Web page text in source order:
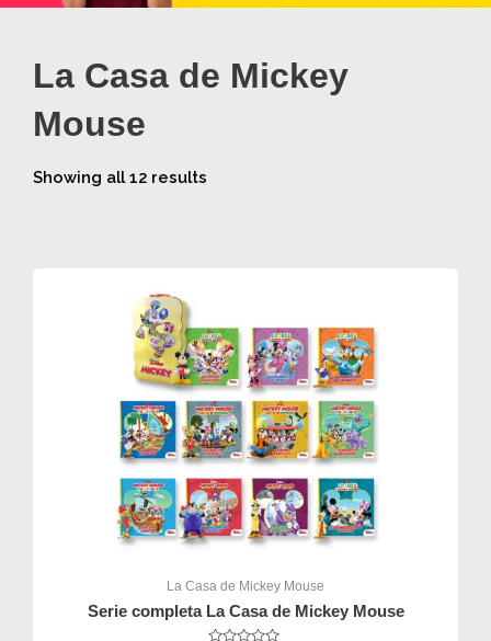
La Casa de Mickey
Mouse
Showing all 12 results
La Casa de Mickey Mouse
Serie completa La Casa de Mickey Mouse